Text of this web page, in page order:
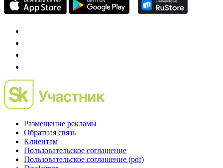
Размещение рекламы
Обратная связь
Клиентам
Пользовательское соглашение
Пользовательское соглашение (pdf)